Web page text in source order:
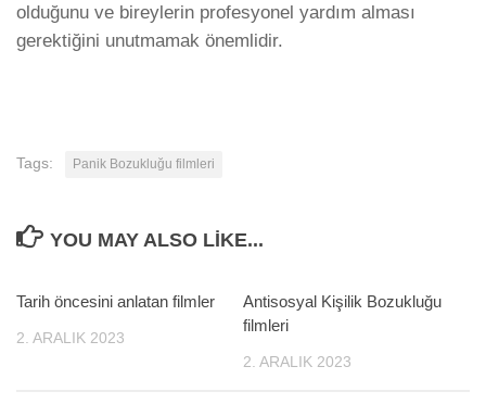
olduğunu ve bireylerin profesyonel yardım alması
gerektiğini unutmamak önemlidir.
Tags: Panik Bozukluğu filmleri
YOU MAY ALSO LIKE...
Tarih öncesini anlatan filmler
2. ARALIK 2023
Antisosyal Kişilik Bozukluğu
filmleri
2. ARALIK 2023